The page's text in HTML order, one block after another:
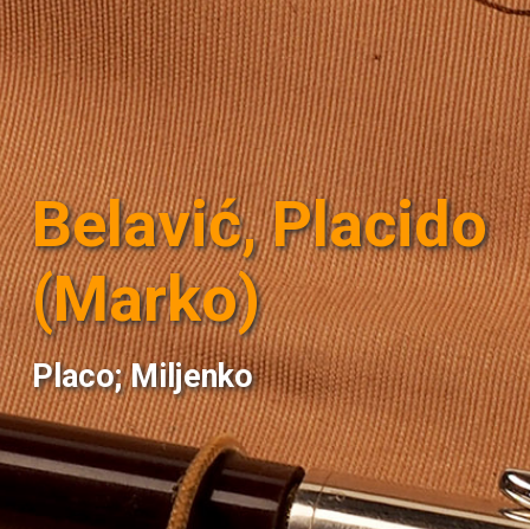
Belavić, Placido
(Marko)
Placo; Miljenko